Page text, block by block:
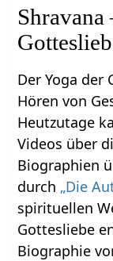
Shravana
Der Yoga der
Hören von
Heutzutage
Videos über
Biographien
durch „Die
spirituellen
Gottesliebe
Biographie